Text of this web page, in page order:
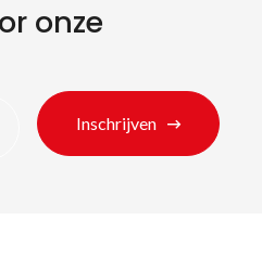
onze
Inschrijven